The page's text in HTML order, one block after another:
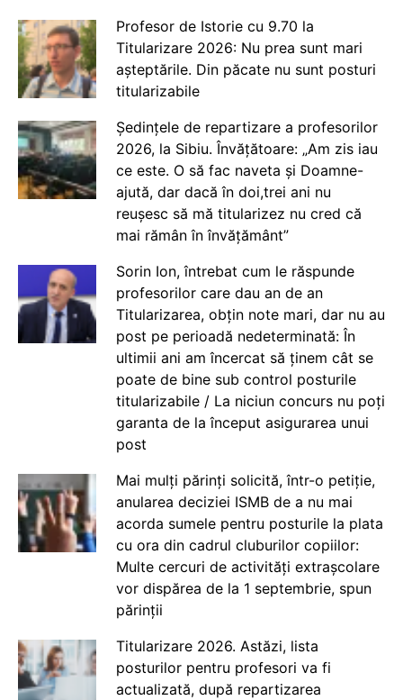
Profesor de Istorie cu 9.70 la
Titularizare 2026: Nu prea sunt mari
așteptările. Din păcate nu sunt posturi
titularizabile
Ședințele de repartizare a profesorilor
2026, la Sibiu. Învățătoare: „Am zis iau
ce este. O să fac naveta și Doamne-
ajută, dar dacă în doi,trei ani nu
reușesc să mă titularizez nu cred că
mai rămân în învățământ”
Sorin Ion, întrebat cum le răspunde
profesorilor care dau an de an
Titularizarea, obțin note mari, dar nu au
post pe perioadă nedeterminată: În
ultimii ani am încercat să ținem cât se
poate de bine sub control posturile
titularizabile / La niciun concurs nu poți
garanta de la început asigurarea unui
post
Mai mulți părinți solicită, într-o petiție,
anularea deciziei ISMB de a nu mai
acorda sumele pentru posturile la plata
cu ora din cadrul cluburilor copiilor:
Multe cercuri de activități extrașcolare
vor dispărea de la 1 septembrie, spun
părinții
Titularizare 2026. Astăzi, lista
posturilor pentru profesori va fi
actualizată, după repartizarea